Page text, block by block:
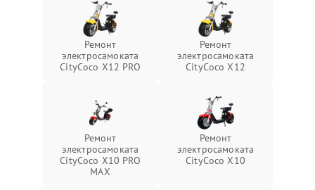
Ремонт
электросамоката
CityCoco X12 PRO
Ремонт
электросамоката
CityCoco X12
Ремонт
электросамоката
CityCoco X10 PRO
MAX
Ремонт
электросамоката
CityCoco X10